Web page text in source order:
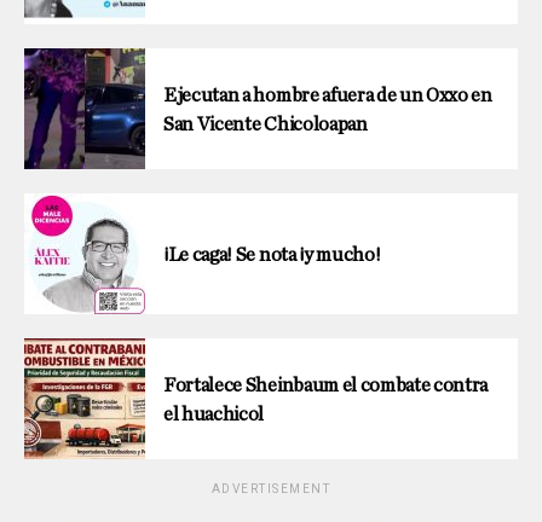
Ejecutan a hombre afuera de un Oxxo en
San Vicente Chicoloapan
¡Le caga! Se nota ¡y mucho!
Fortalece Sheinbaum el combate contra
el huachicol
ADVERTISEMENT